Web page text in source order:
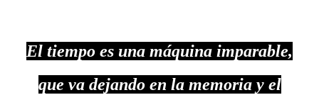
El tiempo es una máquina imparable,
que va dejando en la memoria y el